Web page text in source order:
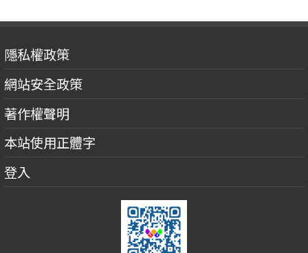
隱私權政策
網站安全政策
著作權聲明
本站使用正體字
登入